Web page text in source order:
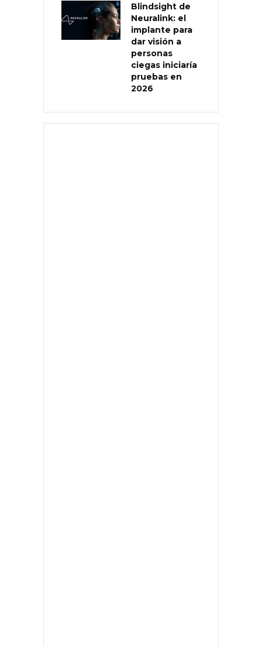
Blindsight de
Neuralink: el
implante para
dar visión a
personas
ciegas iniciaría
pruebas en
2026